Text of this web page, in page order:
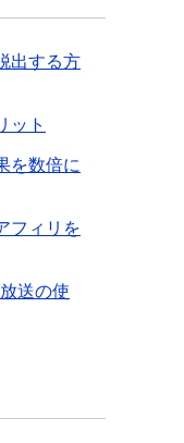
出する方
ット
を数倍に
フィリを
送の使